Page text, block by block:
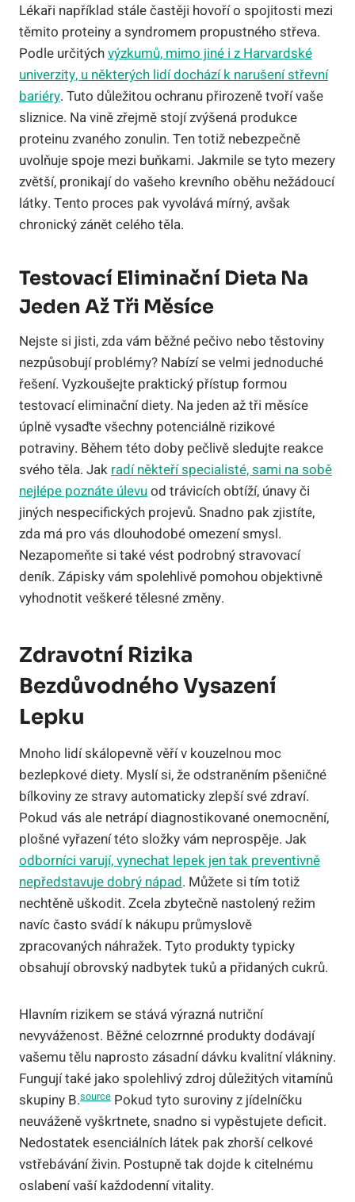
Lékaři například stále častěji hovoří o spojitosti mezi
těmito proteiny a syndromem propustného střeva.
Podle určitýchvýzkumů, mimo jiné i z Harvardské
univerzity, u některých lidí dochází k narušení střevní
bariéry. Tuto důležitou ochranu přirozeně tvoří vaše
sliznice. Na vině zřejmě stojí zvýšená produkce
proteinu zvaného zonulin. Ten totiž nebezpečně
uvolňuje spoje mezi buňkami. Jakmile se tyto mezery
zvětší, pronikají do vašeho krevního oběhu nežádoucí
látky. Tento proces pak vyvolává mírný, avšak
chronický zánět celého těla.
Testovací Eliminační Dieta Na
Jeden Až Tři Měsíce
Nejste si jisti, zda vám běžné pečivo nebo těstoviny
nezpůsobují problémy? Nabízí se velmi jednoduché
řešení. Vyzkoušejte praktický přístup formou
testovací eliminační diety. Na jeden až tři měsíce
úplně vysaďte všechny potenciálně rizikové
potraviny. Během této doby pečlivě sledujte reakce
svého těla. Jakradí někteří specialisté, sami na sobě
nejlépe poznáte úlevuod trávicích obtíží, únavy či
jiných nespecifických projevů. Snadno pak zjistíte,
zda má pro vás dlouhodobé omezení smysl.
Nezapomeňte si také vést podrobný stravovací
deník. Zápisky vám spolehlivě pomohou objektivně
vyhodnotit veškeré tělesné změny.
Zdravotní Rizika
Bezdůvodného Vysazení
Lepku
Mnoho lidí skálopevně věří v kouzelnou moc
bezlepkové diety. Myslí si, že odstraněním pšeničné
bílkoviny ze stravy automaticky zlepší své zdraví.
Pokud vás ale netrápí diagnostikované onemocnění,
plošné vyřazení této složky vám neprospěje. Jak
odborníci varují, vynechat lepek jen tak preventivně
nepředstavuje dobrý nápad. Můžete si tím totiž
nechtěně uškodit. Zcela zbytečně nastolený režim
navíc často svádí k nákupu průmyslově
zpracovaných náhražek. Tyto produkty typicky
obsahují obrovský nadbytek tuků a přidaných cukrů.
Hlavním rizikem se stává výrazná nutriční
nevyváženost. Běžné celozrnné produkty dodávají
vašemu tělu naprosto zásadní dávku kvalitní vlákniny.
Fungují také jako spolehlivý zdroj důležitých vitamínů
skupiny B.source Pokud tyto suroviny z jídelníčku
neuváženě vyškrtnete, snadno si vypěstujete deficit.
Nedostatek esenciálních látek pak zhorší celkové
vstřebávání živin. Postupně tak dojde k citelnému
oslabení vaší každodenní vitality.